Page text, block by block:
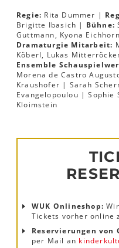
Regie: Rita Dummer |
Brigitte Ibasich | Bühne:
Guttmann, Kyona
Dramaturgie Mitarbeit:
Köberl, Lukas
Ensemble
Morena de Castro
Kraushofer | Sarah
Evangelopoulou |
Kloimstein
WUK Onlineshop:
Tickets vorher online
Reservierungen von
per Mail an